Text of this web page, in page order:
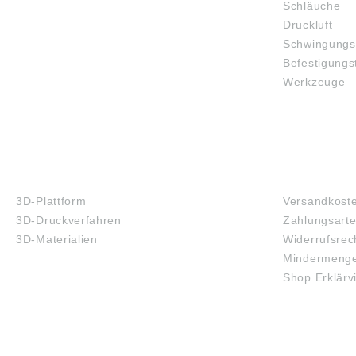
Schläuche
Druckluft
Werkzeuge
3D-Plattform
3D-Druckverfahren
3D-Materialien
Shop